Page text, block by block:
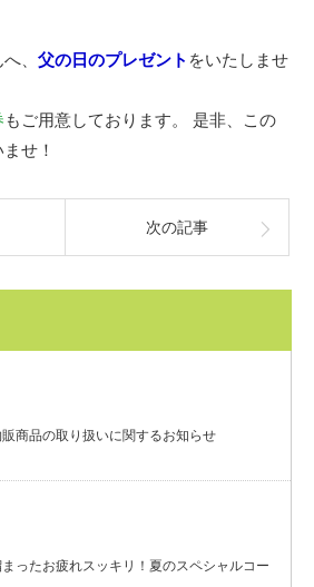
、 父の日のプレゼント をいたしませ
もご用意しております。 是非、この
せ！
次の記事
販商品の取り扱いに関するお知らせ
まったお疲れスッキリ！夏のスペシャルコー